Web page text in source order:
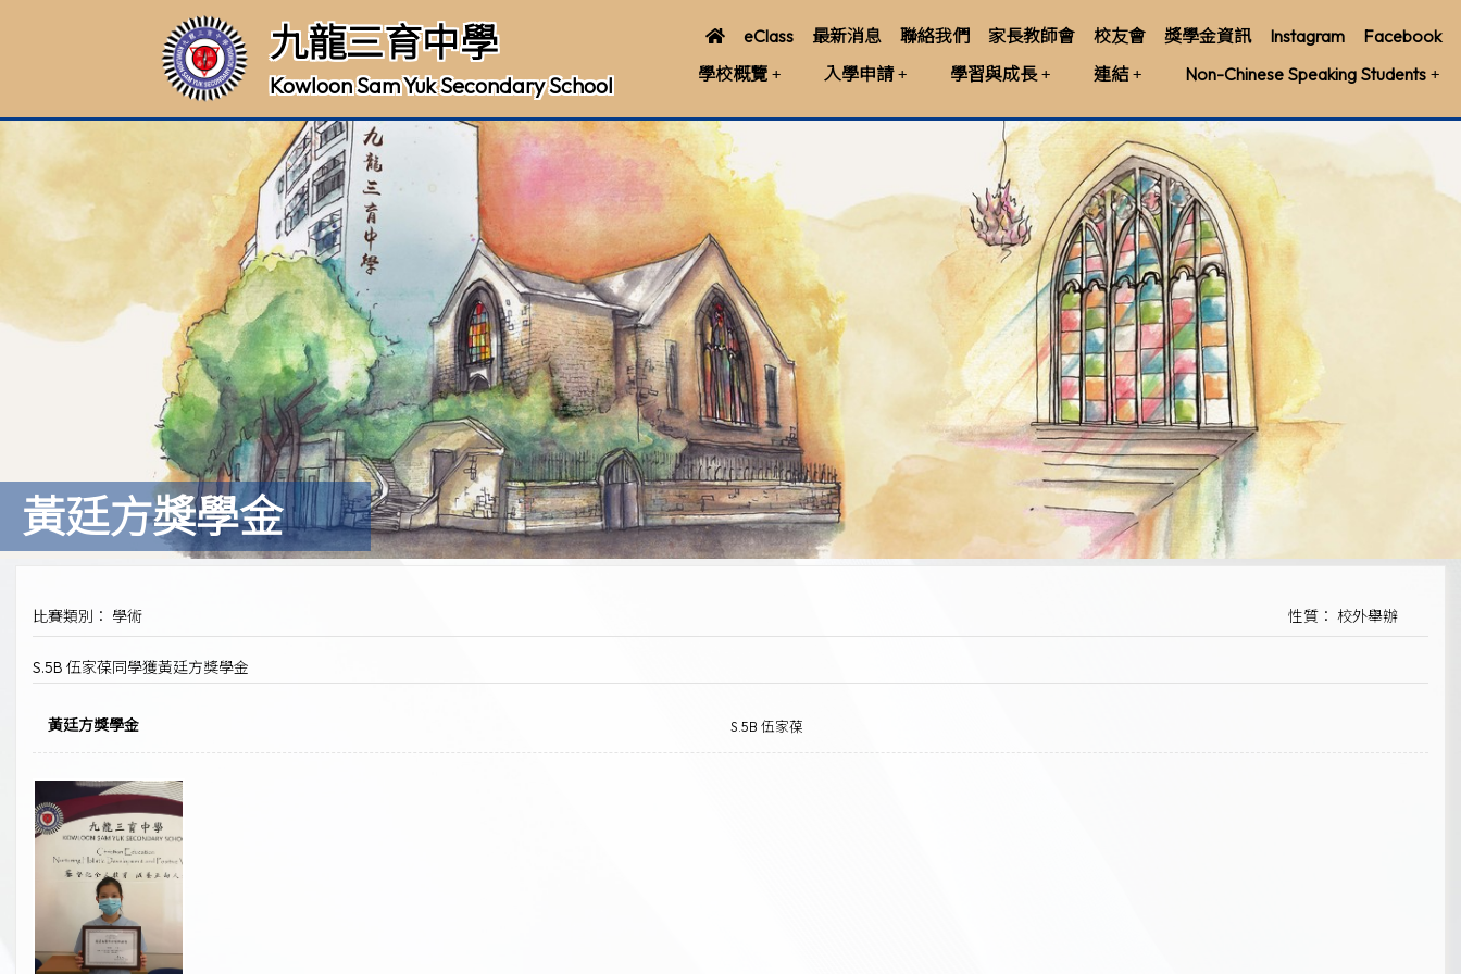
九龍三育中學
Kowloon Sam Yuk Secondary School
eClass 最新消息 聯絡我們 家長教師會 校友會 獎學金資訊 Instagram
Facebook
學校概覽
入學申請 學習與成長 連結 Non-Chinese Speaking Students
黃廷方獎學金
比賽類別： 學術 性質： 校外舉辦
S.5B 伍家葆同學獲黃廷方獎學金
黃廷方獎學金 S.5B 伍家葆